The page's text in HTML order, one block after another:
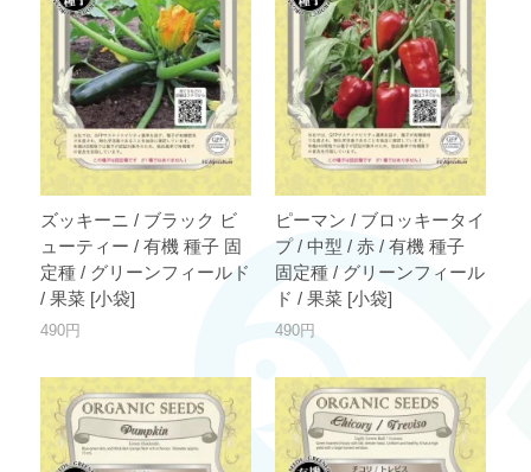
ズッキーニ / ブラック ビ
ューティー / 有機 種子 固
定種 / グリーンフィールド
/ 果菜 [小袋]
490円
ピーマン / ブロッキータイ
プ / 中型 / 赤 / 有機 種子
固定種 / グリーンフィール
ド / 果菜 [小袋]
490円